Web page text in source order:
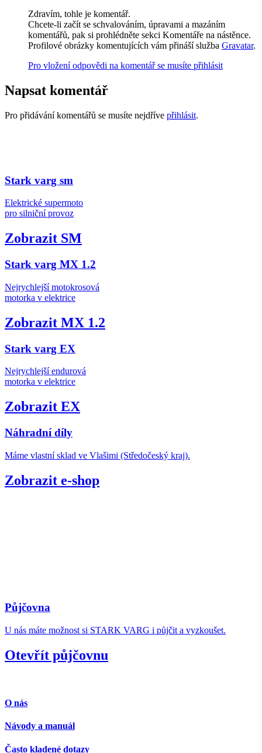
Zdravím, tohle je komentář.
Chcete-li začít se schvalováním, úpravami a mazáním
komentářů, pak si prohlédněte sekci Komentáře na nástěnce.
Profilové obrázky komentujících vám přináší služba Gravatar.
Pro vložení odpovědi na komentář se musíte přihlásit
Napsat komentář
Pro přidávání komentářů se musíte nejdříve přihlásit.
Stark varg sm
Elektrické supermoto
pro silniční provoz
Zobrazit SM
Stark varg MX 1.2
Nejrychlejší motokrosová
motorka v elektrice
Zobrazit MX 1.2
Stark varg EX
Nejrychlejší endurová
motorka v elektrice
Zobrazit EX
Náhradní díly
Máme vlastní sklad ve Vlašimi (Středočeský kraj).
Zobrazit e-shop
Půjčovna
U nás máte možnost si STARK VARG i půjčit a vyzkoušet.
Otevřít půjčovnu
O nás
Návody a manuál
Často kladené dotazy